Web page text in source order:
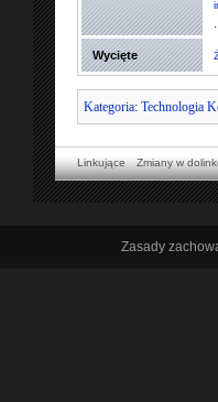
·
Wycięte
Kategoria: Technologia
Linkujące Zmiany w
Zasady